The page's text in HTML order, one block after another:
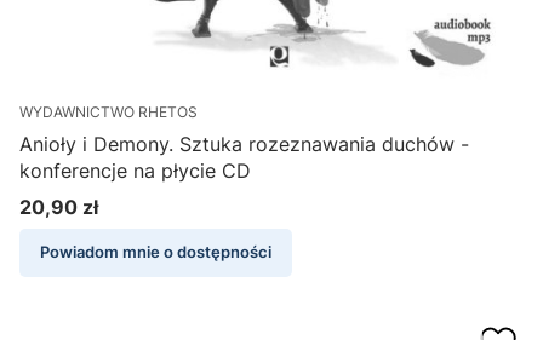
WYDAWNICTWO RHETOS
Anioły i Demony. Sztuka rozeznawania duchów -
konferencje na płycie CD
Cena
20,90 zł
Powiadom mnie o dostępności